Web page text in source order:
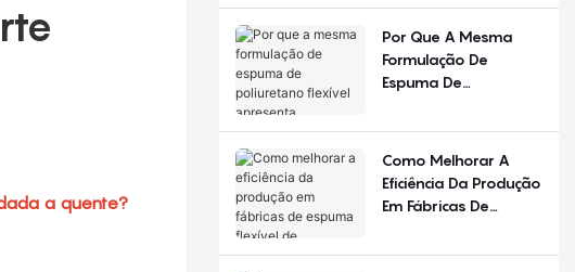
a quente?
Por Que A Mesma
Formulação De
Espuma De
Apresenta
Diferente Em
Diferentes Estações
Como Melhorar A
Eficiência Da Produção
Em Fábricas De
Poliuretano?